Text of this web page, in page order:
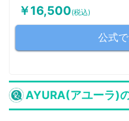
￥16,500(税込)
公式
AYURA(アユーラ)